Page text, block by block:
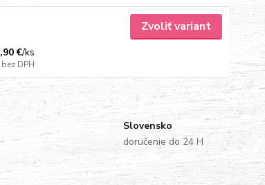
€/ks
bez DPH
Zvoliť variant
Slovensko
doručenie do 24 H